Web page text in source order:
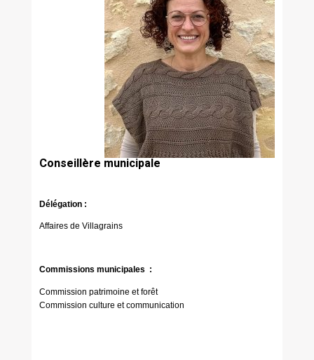
Conseillère municipale
Délégation :
Affaires de Villagrains
Commissions municipales :
Commission patrimoine et forêt
Commission culture et communication